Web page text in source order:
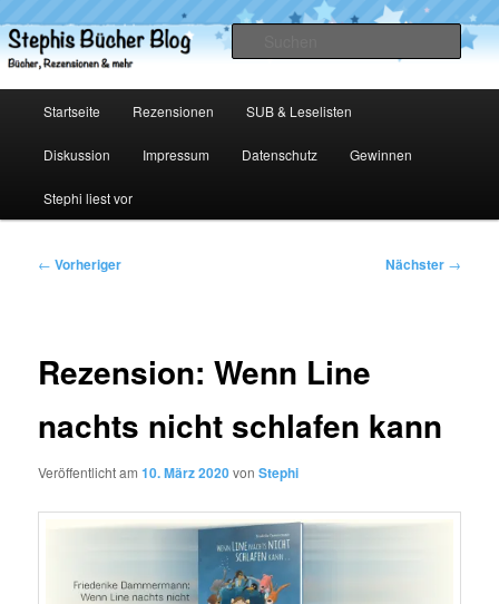
primären
Inhalt
Stephis Bücher Blog
Startseite Rezensionen SUB & Leselisten
Diskussion Impressum Datenschutz Gewinnen
Stephi liest vor
Beitragsnavigation
← Vorheriger Nächster →
Rezension: Wenn Line
nachts nicht schlafen kann
Veröffentlicht am10. März 2020vonStephi